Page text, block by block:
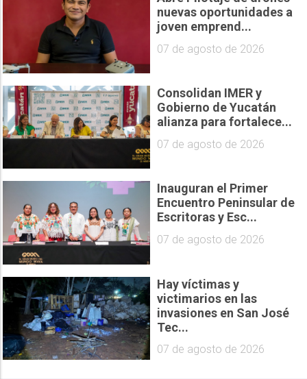
nuevas oportunidades a
joven emprend...
07 de agosto de 2026
Consolidan IMER y
Gobierno de Yucatán
alianza para fortalece...
07 de agosto de 2026
Inauguran el Primer
Encuentro Peninsular de
Escritoras y Esc...
07 de agosto de 2026
Hay víctimas y
victimarios en las
invasiones en San José
Tec...
07 de agosto de 2026